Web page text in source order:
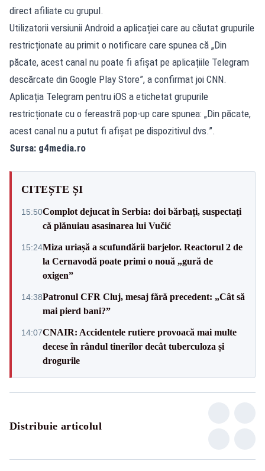
direct afiliate cu grupul.
Utilizatorii versiunii Android a aplicației care au căutat grupurile
restricționate au primit o notificare care spunea că „Din
păcate, acest canal nu poate fi afișat pe aplicațiile Telegram
descărcate din Google Play Store”, a confirmat joi CNN.
Aplicația Telegram pentru iOS a etichetat grupurile
restricționate cu o fereastră pop-up care spunea: „Din păcate,
acest canal nu a putut fi afișat pe dispozitivul dvs.”.
Sursa: g4media.ro
CITEȘTE ȘI
15:50Complot dejucat în Serbia: doi bărbați, suspectați
că plănuiau asasinarea lui Vučić
15:24Miza uriașă a scufundării barjelor. Reactorul 2 de
la Cernavodă poate primi o nouă „gură de
oxigen”
14:38Patronul CFR Cluj, mesaj fără precedent: „Cât să
mai pierd bani?”
14:07CNAIR: Accidentele rutiere provoacă mai multe
decese în rândul tinerilor decât tuberculoza și
drogurile
Distribuie articolul